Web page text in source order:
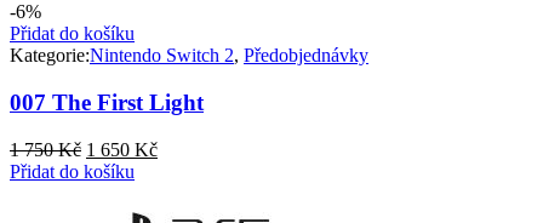
-6%
Přidat do košíku
Kategorie:Nintendo Switch 2, Předobjednávky
007 The First Light
1 750Kč Původní
cena
1 650 KčAktuální
Přidat do košíku